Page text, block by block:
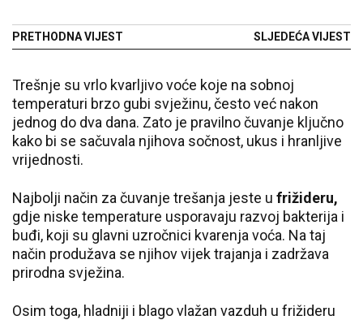
PRETHODNA VIJEST SLJEDEĆA VIJEST
Trešnje su vrlo kvarljivo voće koje na sobnoj
temperaturi brzo gubi svježinu, često već nakon
jednog do dva dana. Zato je pravilno čuvanje ključno
kako bi se sačuvala njihova sočnost, ukus i hranljive
vrijednosti.
Najbolji način za čuvanje trešanja jeste u frižideru,
gdje niske temperature usporavaju razvoj bakterija i
buđi, koji su glavni uzročnici kvarenja voća. Na taj
način produžava se njihov vijek trajanja i zadržava
prirodna svježina.
Osim toga, hladniji i blago vlažan vazduh u frižideru